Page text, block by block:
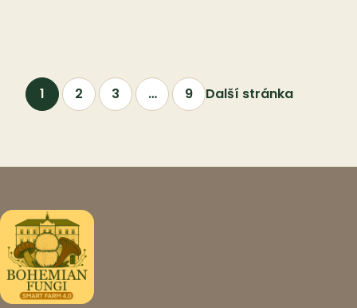
1 2 3 … 9 Další stránka